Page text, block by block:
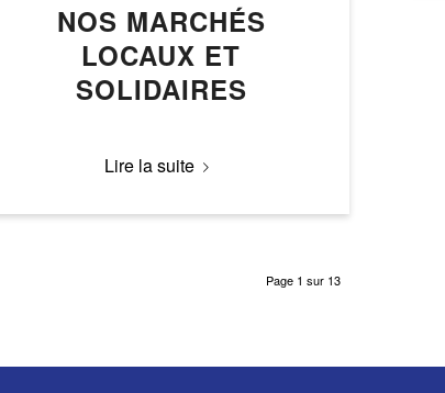
NOS MARCHÉS
LOCAUX ET
SOLIDAIRES
Lire la suite
Page 1 sur 13